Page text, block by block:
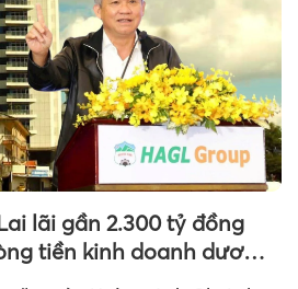
lãi gần 2.300 tỷ đồng
tiền kinh doanh dương